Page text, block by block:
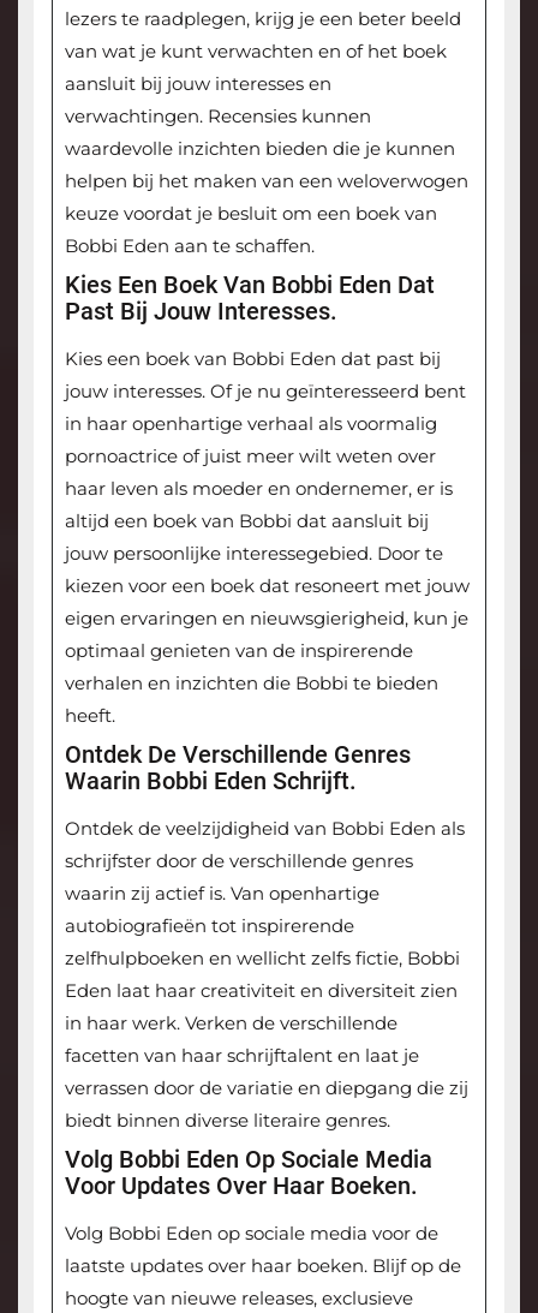
lezers te raadplegen, krijg je een beter beeld
van wat je kunt verwachten en of het boek
aansluit bij jouw interesses en
verwachtingen. Recensies kunnen
waardevolle inzichten bieden die je kunnen
helpen bij het maken van een weloverwogen
keuze voordat je besluit om een boek van
Bobbi Eden aan te schaffen.
Kies Een Boek Van Bobbi Eden Dat
Past Bij Jouw Interesses.
Kies een boek van Bobbi Eden dat past bij
jouw interesses. Of je nu geïnteresseerd bent
in haar openhartige verhaal als voormalig
pornoactrice of juist meer wilt weten over
haar leven als moeder en ondernemer, er is
altijd een boek van Bobbi dat aansluit bij
jouw persoonlijke interessegebied. Door te
kiezen voor een boek dat resoneert met jouw
eigen ervaringen en nieuwsgierigheid, kun je
optimaal genieten van de inspirerende
verhalen en inzichten die Bobbi te bieden
heeft.
Ontdek De Verschillende Genres
Waarin Bobbi Eden Schrijft.
Ontdek de veelzijdigheid van Bobbi Eden als
schrijfster door de verschillende genres
waarin zij actief is. Van openhartige
autobiografieën tot inspirerende
zelfhulpboeken en wellicht zelfs fictie, Bobbi
Eden laat haar creativiteit en diversiteit zien
in haar werk. Verken de verschillende
facetten van haar schrijftalent en laat je
verrassen door de variatie en diepgang die zij
biedt binnen diverse literaire genres.
Volg Bobbi Eden Op Sociale Media
Voor Updates Over Haar Boeken.
Volg Bobbi Eden op sociale media voor de
laatste updates over haar boeken. Blijf op de
hoogte van nieuwe releases, exclusieve